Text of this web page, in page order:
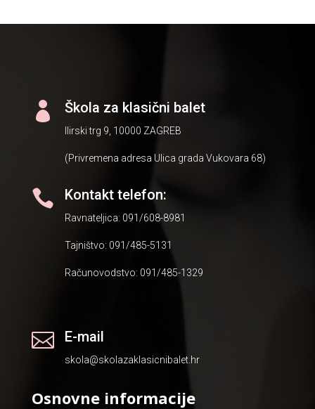
 Škola za klasični balet
Ilirski trg 9, 10000 ZAGREB
(Privremena adresa Ulica grada Vukovara 68)
 Kontakt telefon:
Ravnateljica: 091/608-8981
Tajništvo: 091/485-5131
Računovodstvo: 091/485-1329
 E-mail
skola@skolazaklasicnibalet.hr
Osnovne informacije